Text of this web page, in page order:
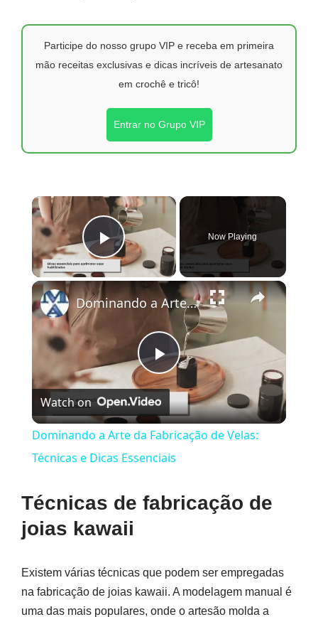
Participe do nosso grupo VIP e receba em primeira
mão receitas exclusivas e dicas incríveis de artesanato
em crochê e tricô!
Entrar no Grupo VIP
×
Play Video
Now Playing
×
Play
Video
Dominando a Arte da Fabricação de Velas: Técnicas e Dicas Essenciais
Watch on
Dominando a Arte da Fabricação de Velas:
Técnicas e Dicas Essenciais
Técnicas de fabricação de
joias kawaii
Existem várias técnicas que podem ser empregadas
na fabricação de joias kawaii. A modelagem manual é
uma das mais populares, onde o artesão molda a